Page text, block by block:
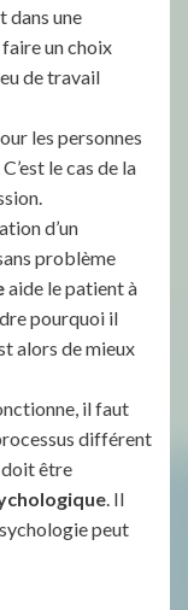
dans une
un choix
de travail
les personnes
le cas de la
d’un
problème
aide le patient à
pourquoi il
alors de mieux
il faut
différent
doit être
. Il
peut